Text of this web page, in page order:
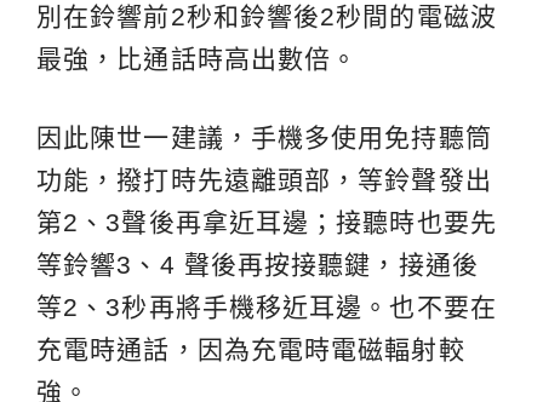
別在鈴響前2秒和鈴響後2秒間的電磁波
最強，比通話時高出數倍。
因此陳世一建議，手機多使用免持聽筒
功能，撥打時先遠離頭部，等鈴聲發出
第2、3聲後再拿近耳邊；接聽時也要先
等鈴響3、4 聲後再按接聽鍵，接通後
等2、3秒再將手機移近耳邊。也不要在
充電時通話，因為充電時電磁輻射較
強。